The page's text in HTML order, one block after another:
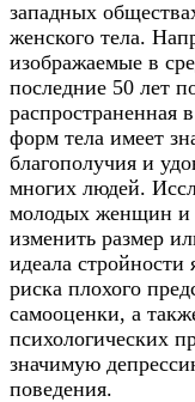
западных
женского тела.
изображаемые в
последние 50 лет
распространенная
форм тела имеет
благополучия и
многих людей.
молодых женщин и
изменить размер
идеала стройности
риска плохого
самооценки, а
психологических
значимую
поведения.